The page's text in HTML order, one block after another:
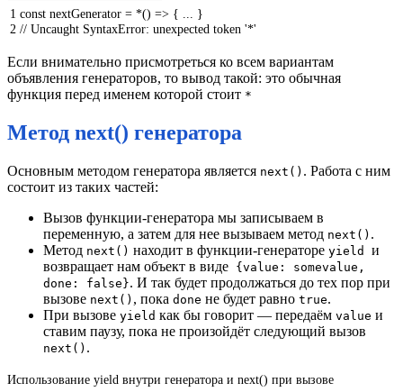
1
2
const nextGenerator = *() => {
}
// Uncaught SyntaxError: unexpected token '*'
Если внимательно присмотреться ко всем вариантам
объявления генераторов, то вывод такой: это обычная
функция перед именем которой стоит *
Метод next() генератора
Основным методом генератора является next() . Работа с ним
состоит из таких частей:
Вызов функции-генератора мы записываем в
переменную, а затем для нее вызываем метод next() .
Метод next() находит в функции-генераторе yield
и
возвращает нам объект в виде {value: somevalue,
done: false}. И так будет продолжаться до тех пор при
вызове next() , пока done не будет равно true.
При вызове yield как бы говорит — передаём value и
ставим паузу, пока не произойдёт следующий вызов
next() .
Использование yield внутри генератора и next() при вызове